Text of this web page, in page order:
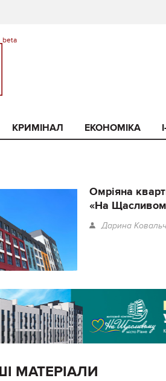
КРИМІНАЛ ЕКОНОМІКА
Омріяна
«На
Дарина
МАТЕРІАЛИ